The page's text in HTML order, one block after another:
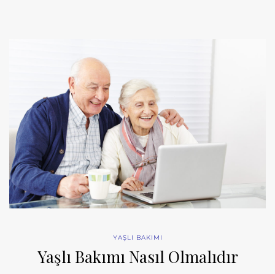
YAŞLI BAKIMI
Yaşlı Bakımı Nasıl Olmalıdır